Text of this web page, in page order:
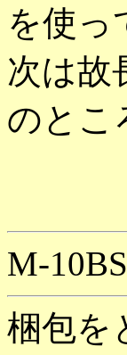
を使っ
次は故
のとこ
M-
梱包を